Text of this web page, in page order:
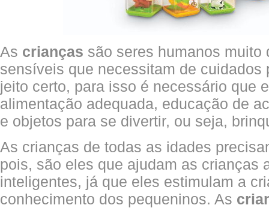
As crianças são seres humanos muito
sensíveis que necessitam de cuidados
jeito certo, para isso é necessário que
alimentação adequada, educação de
e objetos para se divertir, ou seja,
As crianças de todas as idades
pois, são eles que ajudam as crianças
inteligentes, já que eles estimulam a
conhecimento dos pequeninos. As